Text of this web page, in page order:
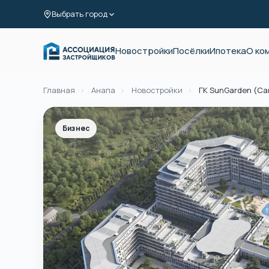
Выбрать город
НовостройкиПосёлкиИпотекаО
Главная › Анапа › Новостройки › ГК SunGarden
Бизнес